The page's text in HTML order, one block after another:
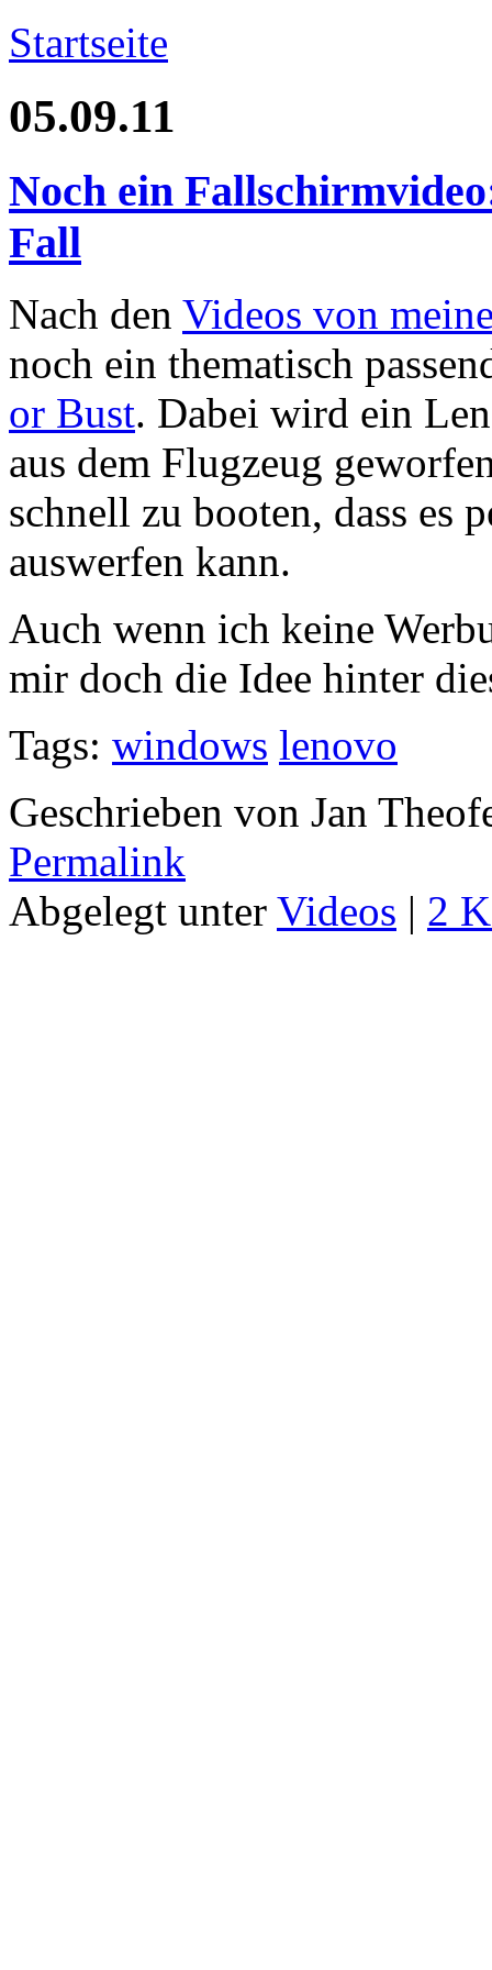
Startseite
05.09.11
Noch ein
Fall
Nach den Videos von
noch ein thematisch
or Bust. Dabei wird ein
aus dem Flugzeug
schnell zu booten, dass es
auswerfen kann.
Auch wenn ich keine
mir doch die Idee hinter
Tags: windows lenovo
Geschrieben von Jan
Permalink
Abgelegt unter Videos | 2